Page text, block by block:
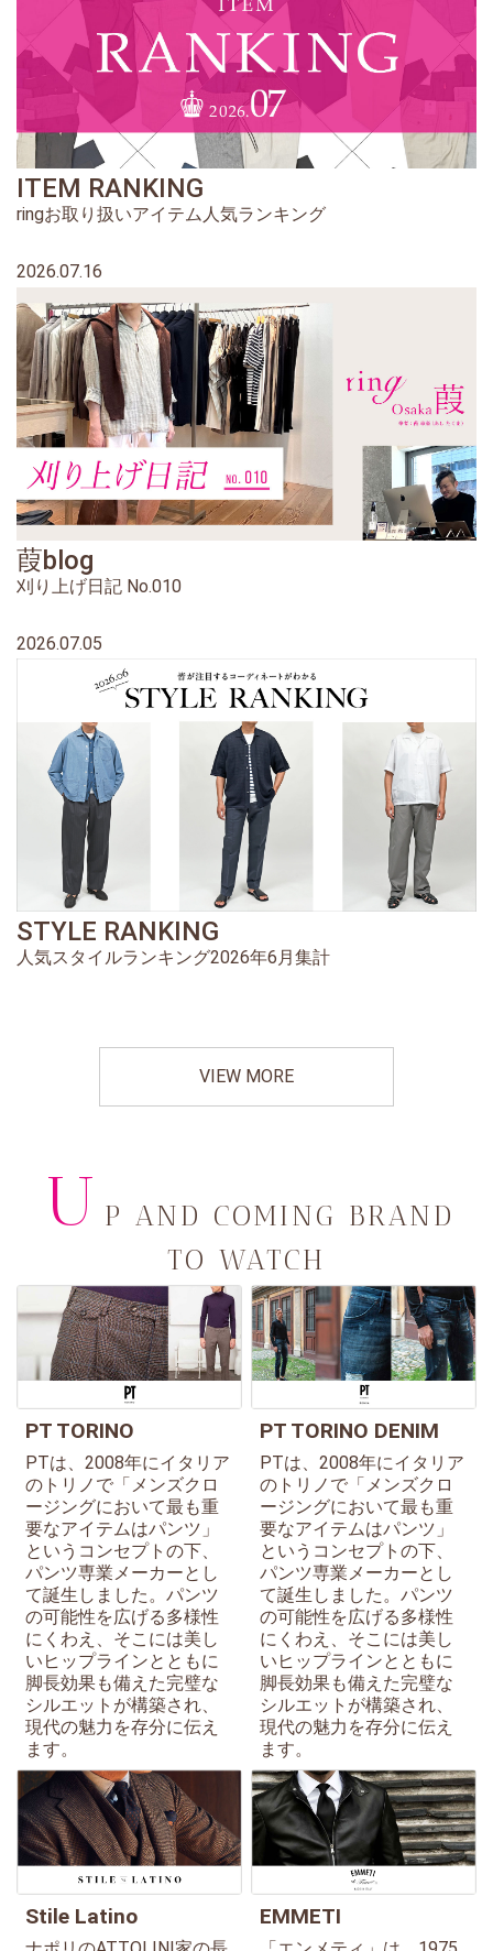
ITEM RANKING
ringお取り扱いアイテム人気ランキング
2026.07.16
葭blog
刈り上げ日記 No.010
2026.07.05
STYLE RANKING
人気スタイルランキング2026年6月集計
VIEW MORE
U P AND COMING BRAND
TO WATCH
PT TORINO
PTは、2008年にイタリア
のトリノで「メンズクロ
ージングにおいて最も重
要なアイテムはパンツ」
というコンセプトの下、
パンツ専業メーカーとし
て誕生しました。パンツ
の可能性を広げる多様性
にくわえ、そこには美し
いヒップラインとともに
脚長効果も備えた完璧な
シルエットが構築され、
現代の魅力を存分に伝え
ます。
PT TORINO DENIM
PTは、2008年にイタリア
のトリノで「メンズクロ
ージングにおいて最も重
要なアイテムはパンツ」
というコンセプトの下、
パンツ専業メーカーとし
て誕生しました。パンツ
の可能性を広げる多様性
にくわえ、そこには美し
いヒップラインとともに
脚長効果も備えた完璧な
シルエットが構築され、
現代の魅力を存分に伝え
ます。
Stile Latino EMMETI